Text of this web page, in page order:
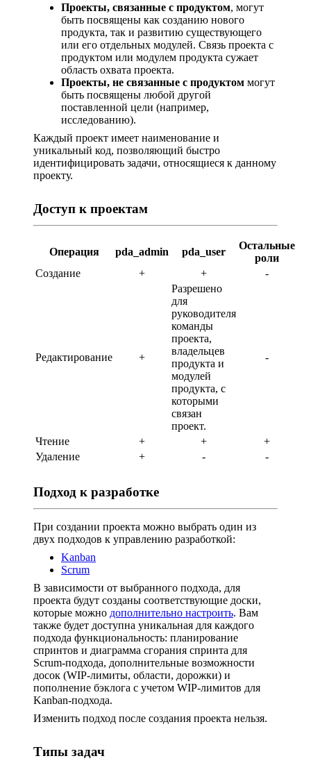
Проекты, связанные с продуктом, могут
быть посвящены как созданию нового
продукта, так и развитию существующего
или его отдельных модулей. Связь проекта с
продуктом или модулем продукта сужает
область охвата проекта.
Проекты, не связанные с продуктом могут
быть посвящены любой другой
поставленной цели (например,
исследованию).
Каждый проект имеет наименование и
уникальный код, позволяющий быстро
идентифицировать задачи, относящиеся к данному
проекту.
Доступ к проектам
Операция pda_admin pda_user
Остальные
роли
Создание
+ + -
Редактирование +
Разрешено
для
руководителя
команды
проекта,
владельцев
продукта и
модулей
продукта, с
которыми
связан
проект.
-
Чтение + +
+
Удаление
+ - -
Подход к разработке
При создании проекта можно выбрать один из
двух подходов к управлению разработкой:
Kanban
Scrum
В зависимости от выбранного подхода, для
проекта будут созданы соответствующие доски,
которые можно дополнительно настроить. Вам
также будет доступна уникальная для каждого
подхода функциональность: планирование
спринтов и диаграмма сгорания спринта для
Scrum-подхода, дополнительные возможности
досок (WIP-лимиты, области, дорожки) и
пополнение бэклога с учетом WIP-лимитов для
Kanban-подхода.
Изменить подход после создания проекта нельзя.
Типы задач